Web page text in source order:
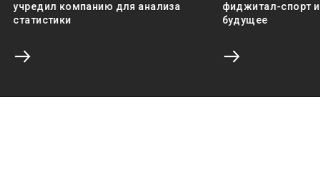
учредил компанию для анализа
статистики
фиджитал-спорт
будущее